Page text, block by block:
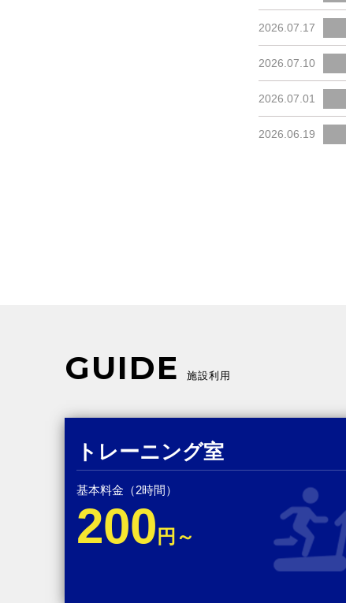
2026.07.17
2026.07.10
2026.07.01
2026.06.19
GUIDE 施設利用
トレーニング室
基本料金（2時間）
200 円～